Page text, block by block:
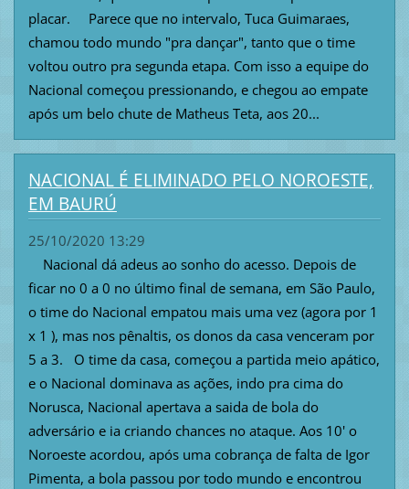
placar. Parece que no intervalo, Tuca Guimaraes,
chamou todo mundo "pra dançar", tanto que o time
voltou outro pra segunda etapa. Com isso a equipe do
Nacional começou pressionando, e chegou ao empate
após um belo chute de Matheus Teta, aos 20...
NACIONAL É ELIMINADO PELO NOROESTE,
EM BAURÚ
25/10/2020 13:29
Nacional dá adeus ao sonho do acesso. Depois de
ficar no 0 a 0 no último final de semana, em São Paulo,
o time do Nacional empatou mais uma vez (agora por 1
x 1 ), mas nos pênaltis, os donos da casa venceram por
5 a 3. O time da casa, começou a partida meio apático,
e o Nacional dominava as ações, indo pra cima do
Norusca, Nacional apertava a saida de bola do
adversário e ia criando chances no ataque. Aos 10' o
Noroeste acordou, após uma cobrança de falta de Igor
Pimenta, a bola passou por todo mundo e encontrou